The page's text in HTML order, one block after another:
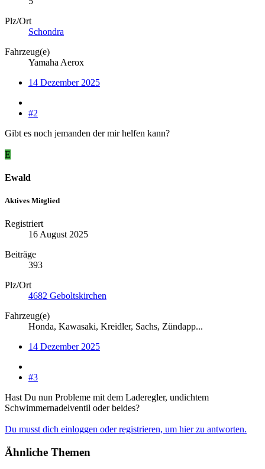
Plz/Ort
Schondra
Fahrzeug(e)
Yamaha Aerox
14 Dezember 2025
#2
Gibt es noch jemanden der mir helfen kann?
E
Ewald
Aktives Mitglied
Registriert
16 August 2025
Beiträge
393
Plz/Ort
4682 Geboltskirchen
Fahrzeug(e)
Honda, Kawasaki, Kreidler, Sachs, Zündapp...
14 Dezember 2025
#3
Hast Du nun Probleme mit dem Laderegler, undichtem
Schwimmernadelventil oder beides?
Du musst dich einloggen oder registrieren, um hier zu antworten.
Ähnliche Themen